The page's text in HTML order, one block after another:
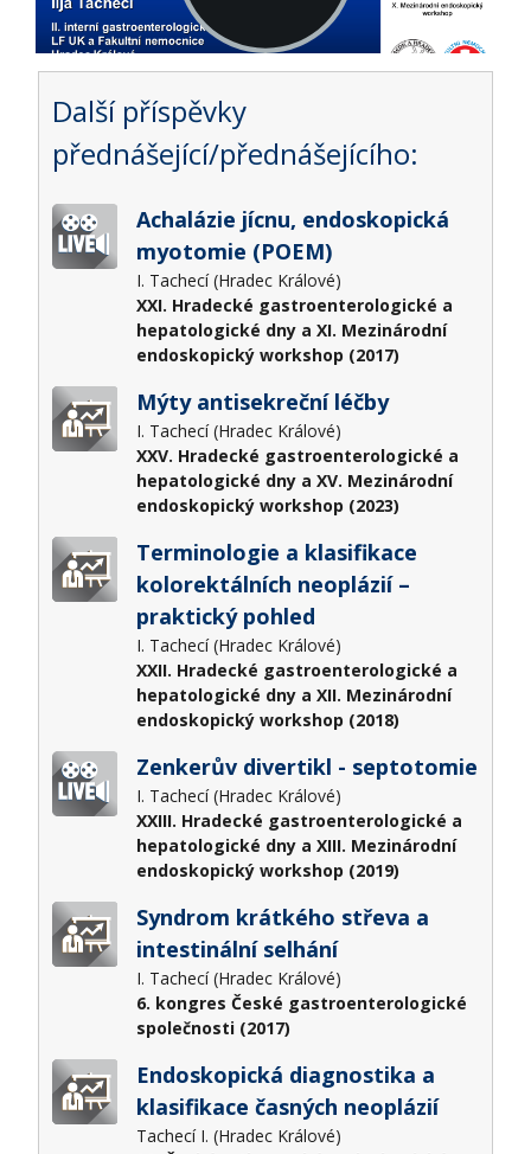
Další příspěvky
přednášející/přednášejícího:
Achalázie jícnu, endoskopická
myotomie (POEM)
I. Tachecí (Hradec Králové)
XXI. Hradecké gastroenterologické a
hepatologické dny a XI. Mezinárodní
endoskopický workshop (2017)
Mýty antisekreční léčby
I. Tachecí (Hradec Králové)
XXV. Hradecké gastroenterologické a
hepatologické dny a XV. Mezinárodní
endoskopický workshop (2023)
Terminologie a klasifikace
kolorektálních neoplázií –
praktický pohled
I. Tachecí (Hradec Králové)
XXII. Hradecké gastroenterologické a
hepatologické dny a XII. Mezinárodní
endoskopický workshop (2018)
Zenkerův divertikl - septotomie
I. Tachecí (Hradec Králové)
XXIII. Hradecké gastroenterologické a
hepatologické dny a XIII. Mezinárodní
endoskopický workshop (2019)
Syndrom krátkého střeva a
intestinální selhání
I. Tachecí (Hradec Králové)
6. kongres České gastroenterologické
společnosti (2017)
Endoskopická diagnostika a
klasifikace časných neoplázií
Tachecí I. (Hradec Králové)